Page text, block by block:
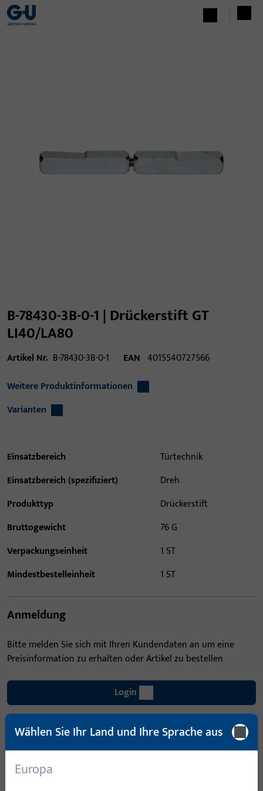
B-78430-3B-0-1 | Drückerstift GT
LI40/LA80
Artikel Nr. B-78430-3B-0-1 EAN 4015540727566
Weitere Produktinformationen
Varianten
Einsatzbereich
Türtechnik
Einsatzbereich (spezifiziert)
Dreh
Produkttyp
Drückerstift
Bruttogewicht
76 G
Verpackungseinheit
1 ST
Mindestbestelleinheit
1 ST
Anmeldung
Bitte melden Sie sich mit Ihren Kundendaten an um eine
Preisinformation zu erhalten oder Artikel zu bestellen
Login
Account erstellen
Wählen Sie Ihr Land und Ihre Sprache aus
Europa